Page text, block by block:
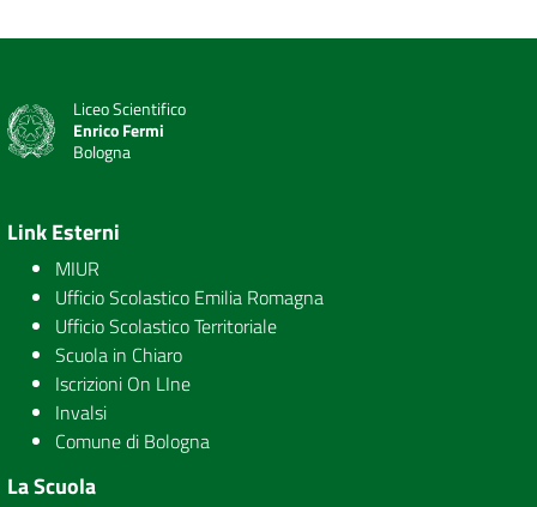
Liceo Scientifico
Enrico Fermi
Bologna
Link Esterni
MIUR
Ufficio Scolastico Emilia Romagna
Ufficio Scolastico Territoriale
Scuola in Chiaro
Iscrizioni On LIne
Invalsi
Comune di Bologna
La Scuola